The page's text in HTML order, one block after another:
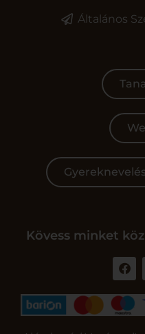
Általános
Kövess minket